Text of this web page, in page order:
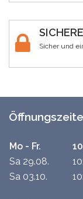
Sicher und
Mo - Fr.
Sa 29.08.
Sa 03.10.